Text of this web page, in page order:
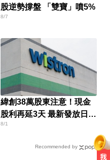
股逆勢撐盤 「雙寶」噴5%
8/7
緯創38萬股東注意！現金
股利再延3天 最新發放日曝
光
8/1
Recommended by